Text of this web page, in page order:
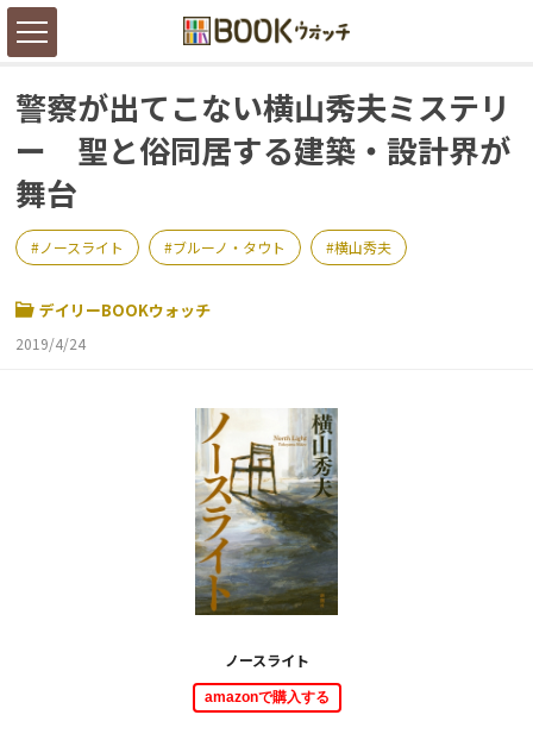
警察が出てこない横山秀夫ミステリ
ー 聖と俗同居する建築・設計界が
舞台
ノースライト ブルーノ・タウト 横山秀夫
デイリーBOOKウォッチ
2019/4/24
ノースライト
amazonで購入する